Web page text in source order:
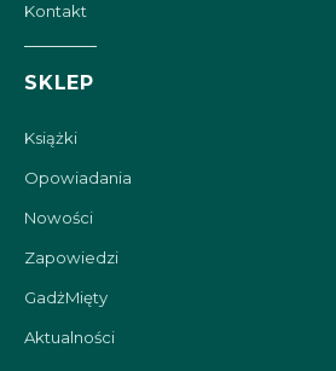
Kontakt
SKLEP
Książki
Opowiadania
Nowości
Zapowiedzi
GadżMięty
Aktualności